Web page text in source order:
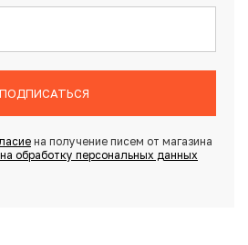
ПОДПИСАТЬСЯ
на получение писем от магазина
обработку персональных данных